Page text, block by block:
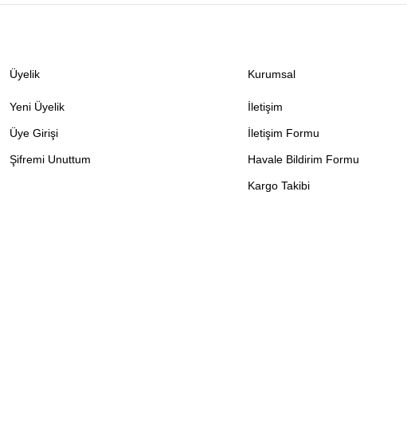
Üyelik
Yeni Üyelik
Üye Girişi
Şifremi Unuttum
Kurumsal
İletişim
İletişim Formu
Havale Bildirim Formu
Kargo Takibi